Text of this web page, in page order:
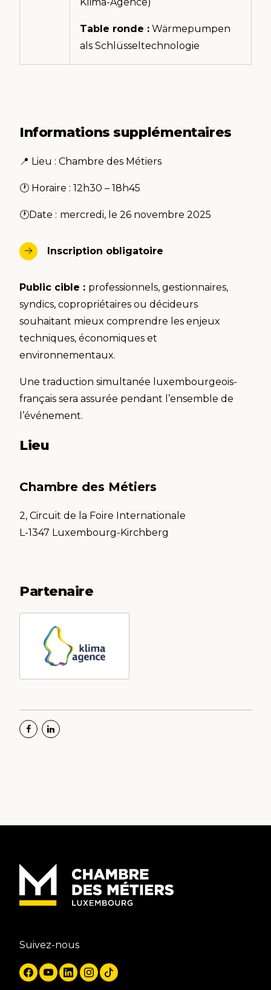
Klima-Agence)
Table ronde : Wärmepumpen
als Schlüsseltechnologie
Informations supplémentaires
📍 Lieu : Chambre des Métiers
🕐 Horaire : 12h30 – 18h45
🕐Date : mercredi, le 26 novembre 2025
Inscription obligatoire
Public cible : professionnels, gestionnaires,
syndics, copropriétaires ou décideurs
souhaitant mieux comprendre les enjeux
techniques, économiques et
environnementaux.
Une traduction simultanée luxembourgeois-
français sera assurée pendant l’ensemble de
l’événement.
Lieu
Chambre des Métiers
2, Circuit de la Foire Internationale
L-1347 Luxembourg-Kirchberg
Partenaire
Suivez-nous